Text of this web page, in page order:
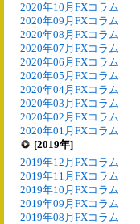
2020年10月FXコラム
2020年09月FXコラム
2020年08月FXコラム
2020年07月FXコラム
2020年06月FXコラム
2020年05月FXコラム
2020年04月FXコラム
2020年03月FXコラム
2020年02月FXコラム
2020年01月FXコラム
[2019年]
2019年12月FXコラム
2019年11月FXコラム
2019年10月FXコラム
2019年09月FXコラム
2019年08月FXコラム